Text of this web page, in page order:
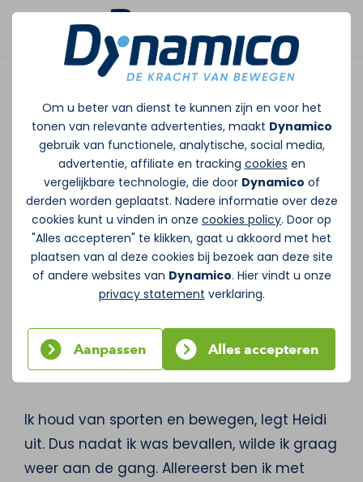
Om u beter van dienst te kunnen zijn en voor het
tonen van relevante advertenties, maakt Dynamico
gebruik van functionele, analytische, social media,
advertentie, affiliate en tracking cookies en
vergelijkbare technologie, die door Dynamico of
derden worden geplaatst. Nadere informatie over deze
cookies kunt u vinden in onze cookies policy. Door op
"Alles accepteren" te klikken, gaat u akkoord met het
plaatsen van al deze cookies bij bezoek aan deze site
of andere websites van Dynamico. Hier vindt u onze
privacy statement verklaring.
Aanpassen Alles accepteren
Heidi sport graag dankzij
goede begeleiding en
prettige sfeer
Wanneer je van sporten houdt, is het
makkelijk kiezen in fitnessland. Heidi de Krom
maakte daarin heel bewust haar keuze voor
Dynamico. Want sporten is één ding, maar
de omgeving waarin je dat doet, is nog veel
steeds met veel plezier meerdere keren in
de week!
Ik houd van sporten en bewegen, legt Heidi
uit. Dus nadat ik was bevallen, wilde ik graag
weer aan de gang. Allereerst ben ik met